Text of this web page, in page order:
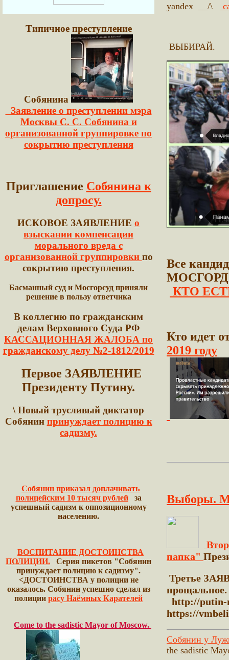
Типичное преступление
Собянина
Заявление о преступлении мэра
Москвы С. С. Собянина и
организованной группировке по
сокрытию преступления
Приглашение Собянина к
допросу.
ИСКОВОЕ ЗАЯВЛЕНИЕ о
взыскании компенсации
морального вреда с
организованной группировки по
сокрытию преступления.
Басманный суд и Мосгорсуд приняли
решение в пользу ответчика
В коллегию по гражданским
делам Верховного Суда РФ
КАССАЦИОННАЯ ЖАЛОБА по
гражданскому делу №2-1812/2019
Первое ЗАЯВЛЕНИЕ
Президенту Путину.
\ Новый трусливый диктатор
Собянин принуждает полицию к
садизму.
Собянин приказал доплачивать
полицейским 10 тысяч рублей
за
успешный садизм к оппозиционному
населению.
ВОСПИТАНИЕ ДОСТОИНСТВА
ПОЛИЦИИ. Серия пикетов "Собянин
принуждает полицию к садизму".
<ДОСТОИНСТВА у полиции не
оказалось.Собянин успешно сделал из
полиции расу Наёмных Карателей
Come to the sadistic Mayor of Moscow.
yandex __/\
ВЫБИРАЙ.
Все
КТО
Кто идет
2019 году
Выборы.
папка"
Третье
прощальное.
http://
https://
Собянин у
the sadistic